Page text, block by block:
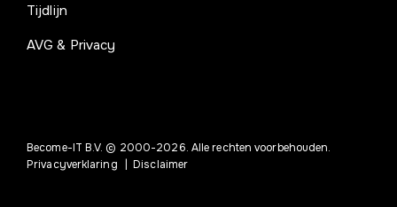
Tijdlijn
AVG & Privacy
Become-IT B.V. © 2000-2026. Alle rechten voorbehouden.
Privacyverklaring
|Disclaimer